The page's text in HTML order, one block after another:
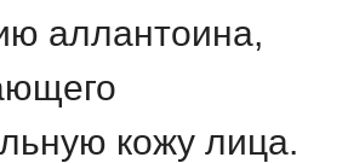
аллантоина,
кожу лица.